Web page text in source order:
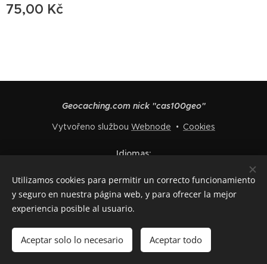
75,00 Kč
Añadir a la cesta
Geocaching.com nick "cas100geo"
Vytvořeno službou Webnode Cookies
Idiomas
Italiano
Utilizamos cookies para permitir un correcto funcionamiento
y seguro en nuestra página web, y para ofrecer la mejor
experiencia posible al usuario.
Aceptar solo lo necesario Aceptar todo